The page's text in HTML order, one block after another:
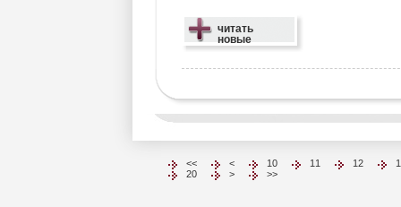
читать
новые
<< < 10 11 12
20
> >>